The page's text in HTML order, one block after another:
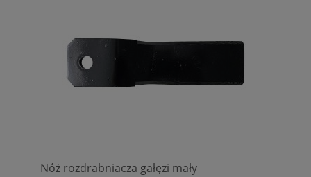
Nóż rozdrabniacza gałęzi mały